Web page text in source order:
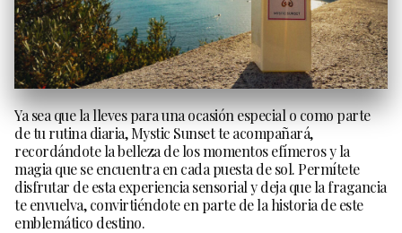
Ya sea que la lleves para una ocasión especial o como parte
de tu rutina diaria, Mystic Sunset te acompañará,
recordándote la belleza de los momentos efímeros y la
magia que se encuentra en cada puesta de sol. Permítete
disfrutar de esta experiencia sensorial y deja que la fragancia
te envuelva, convirtiéndote en parte de la historia de este
emblemático destino.